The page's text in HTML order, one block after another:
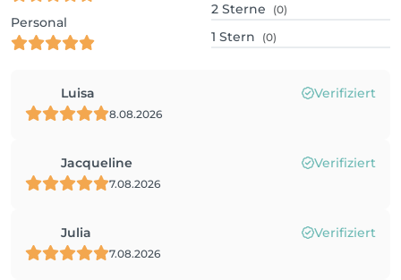
Personal
2 Sterne (0)
1 Stern (0)
Luisa Verifiziert
8.08.2026
Jacqueline Verifiziert
7.08.2026
Julia Verifiziert
7.08.2026